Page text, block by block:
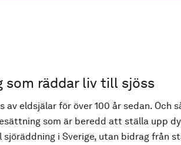
som räddar liv till sjöss
eldsjälar för över 100 år sedan. Och
som är beredd att ställa upp
i Sverige, utan bidrag från